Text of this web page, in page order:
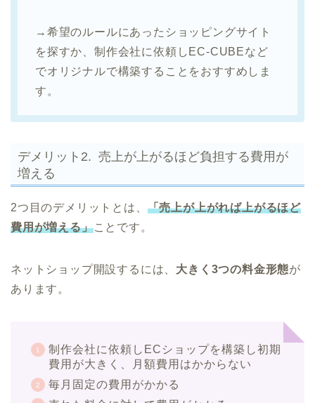
→希望のルールにあったショッピングサイト
を探すか、制作会社に依頼しEC-CUBEなど
でオリジナルで構築することをおすすめしま
す。
デメリット2. 売上が上がるほど負担する費用が
増える
2つ目のデメリットとは、 「売上が上がれば上がるほど
費用が増える」ことです。
ネットショップ開設するには、 大きく3つの料金形態が
あります。
制作会社に依頼しECショップを構築し初期
費用が大きく、月額費用はかからない
毎月固定の費用がかかる